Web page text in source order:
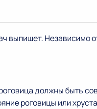
выпишет. Независимо
роговица должны быть
роговицы или